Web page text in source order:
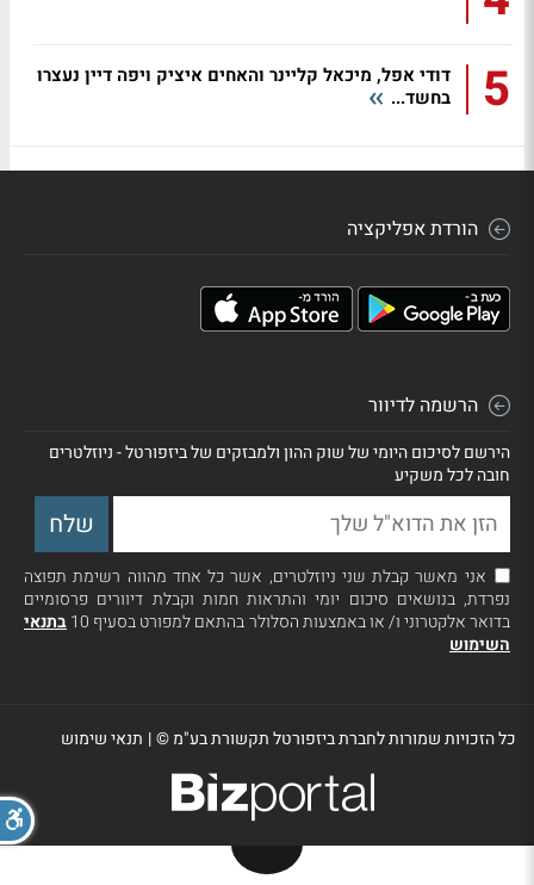
5
דודי אפל, מיכאל קליינר והאחים איציק ויפה דיין נעצרו
בחשד...
הורדת אפליקציה
הרשמה לדיוור
הירשם לסיכום היומי של שוק ההון ולמבזקים של ביזפורטל - ניוזלטרים
חובה לכל משקיע
אני מאשר קבלת שני ניוזלטרים, אשר כל אחד מהווה רשימת תפוצה
נפרדת, בנושאים סיכום יומי והתראות חמות וקבלת דיוורים פרסומיים
בדואר אלקטרוני ו/ או באמצעות הסלולר בהתאם למפורט בסעיף 10
בתנאי
השימוש
כל הזכויות שמורות לחברת ביזפורטל תקשורת בע"מ ©| תנאי שימוש